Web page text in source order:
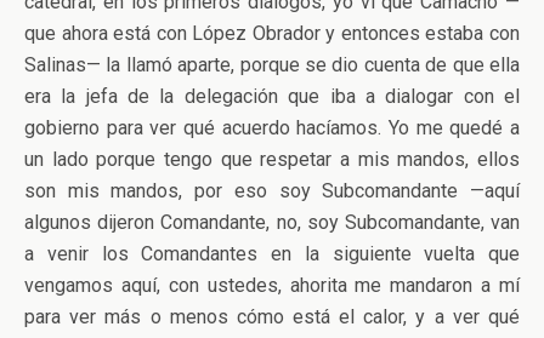
que ahora está con López Obrador y entonces estaba con
Salinas— la llamó aparte, porque se dio cuenta de que ella
era la jefa de la delegación que iba a dialogar con el
gobierno para ver qué acuerdo hacíamos. Yo me quedé a
un lado porque tengo que respetar a mis mandos, ellos
son mis mandos, por eso soy Subcomandante —aquí
algunos dijeron Comandante, no, soy Subcomandante, van
a venir los Comandantes en la siguiente vuelta que
vengamos aquí, con ustedes, ahorita me mandaron a mí
para ver más o menos cómo está el calor, y a ver qué